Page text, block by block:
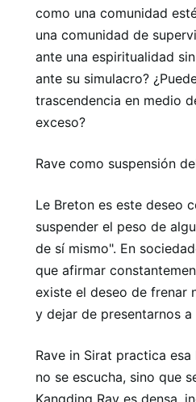
como una comunidad
una comunidad de
ante una espiritualidad
ante su simulacro?
trascendencia en medio
exceso?
Rave como suspensión
Le Breton es este deseo
suspender el peso de
de sí mismo". En
que afirmar
existe el deseo de frenar
y dejar de presentarnos a
Rave in Sirat practica
no se escucha, sino que
Kangding Ray es densa,